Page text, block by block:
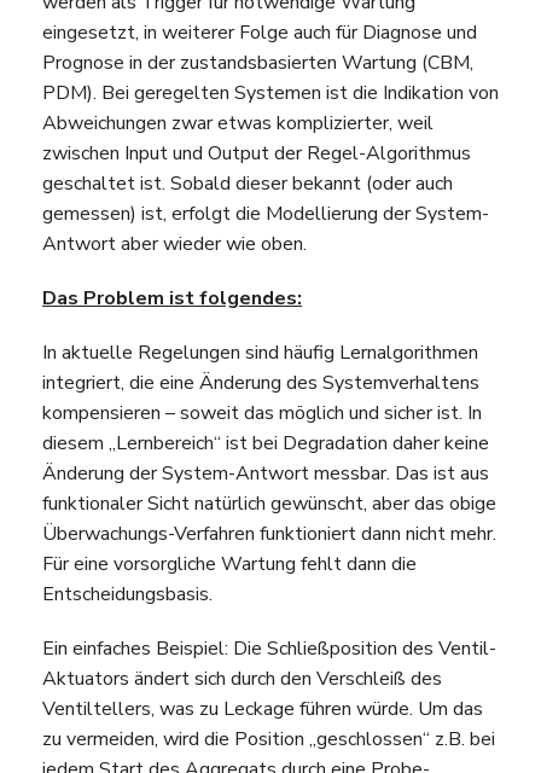
eingesetzt, in weiterer Folge auch für Diagnose und
Prognose in der zustandsbasierten Wartung (CBM,
PDM). Bei geregelten Systemen ist die Indikation von
Abweichungen zwar etwas komplizierter, weil
zwischen Input und Output der Regel-Algorithmus
geschaltet ist. Sobald dieser bekannt (oder auch
gemessen) ist, erfolgt die Modellierung der System-
Antwort aber wieder wie oben.
Das Problem ist folgendes:
In aktuelle Regelungen sind häufig Lernalgorithmen
integriert, die eine Änderung des Systemverhaltens
kompensieren – soweit das möglich und sicher ist. In
diesem „Lernbereich“ ist bei Degradation daher keine
Änderung der System-Antwort messbar. Das ist aus
funktionaler Sicht natürlich gewünscht, aber das obige
Überwachungs-Verfahren funktioniert dann nicht mehr.
Für eine vorsorgliche Wartung fehlt dann die
Entscheidungsbasis.
Ein einfaches Beispiel: Die Schließposition des Ventil-
Aktuators ändert sich durch den Verschleiß des
Ventiltellers, was zu Leckage führen würde. Um das
zu vermeiden, wird die Position „geschlossen“ z.B. bei